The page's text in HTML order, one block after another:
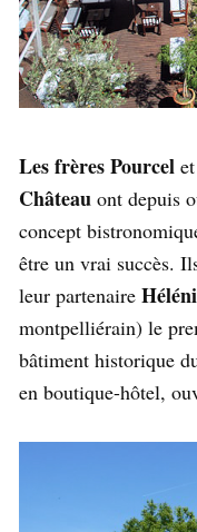
Les frères Pourcel
Château ont depuis
concept
être un vrai succès.
leur partenaire
montpelliérain) le
bâtiment historique
en boutique-hôtel,